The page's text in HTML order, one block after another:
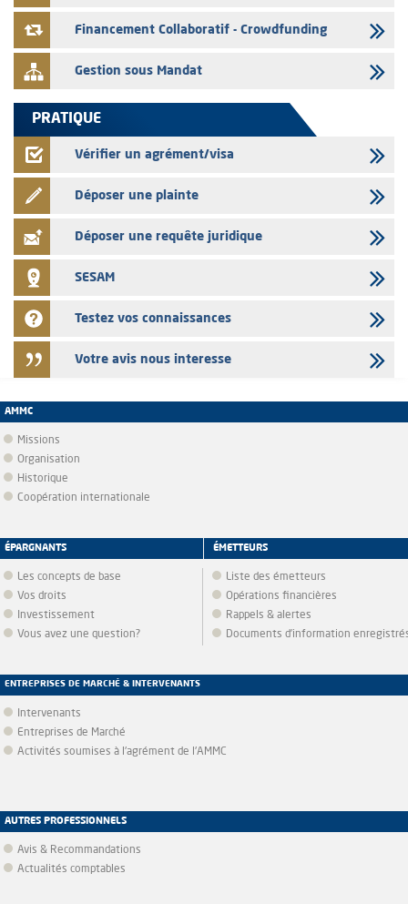
L' AMMC publie les indicateurs mensuels du marché des capitaux pour
le mois de Juin 2026Financement Collaboratif - Crowdfunding
Gestion sous Mandat
PRATIQUE
Vérifier un agrément/visa
Déposer une plainte
Déposer une requête juridique
SESAM
Testez vos connaissances
Votre avis nous interesse
AMMC
Missions
Organisation
Historique
Coopération internationale
ÉPARGNANTS
Les concepts de base
Vos droits
Investissement
Vous avez une question?
ÉMETTEURS
Liste des émetteurs
Opérations financières
Rappels & alertes
Documents d’information
ENTREPRISES DE MARCHÉ & INTERVENANTS
Intervenants
Entreprises de Marché
Activités soumises à l'agrément de l'AMMC
AUTRES PROFESSIONNELS
Avis & Recommandations
Actualités comptables